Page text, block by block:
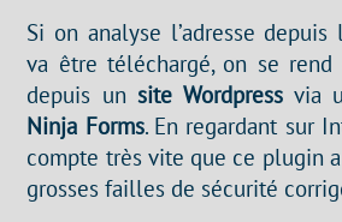
Si on analyse l’adresse
va être téléchargé, on se rend
depuis un site Wordpressvia
Ninja Forms. En regardant sur
compte très vite que ce plugin
grosses failles de sécurité